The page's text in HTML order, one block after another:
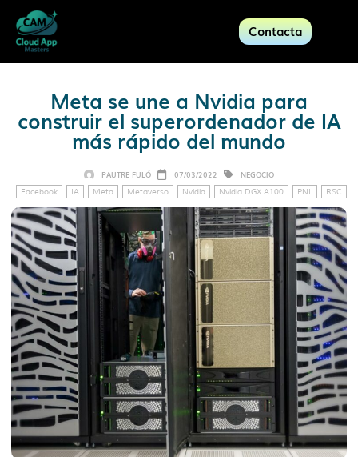
Contacta
Meta se une a Nvidia para
construir el superordenador de IA
más rápido del mundo
PAUTRE FULÓ 07/03/2022 NEGOCIO
Facebook IA Meta Metaverso Nvidia Nvidia DGX A100 PNL RSC